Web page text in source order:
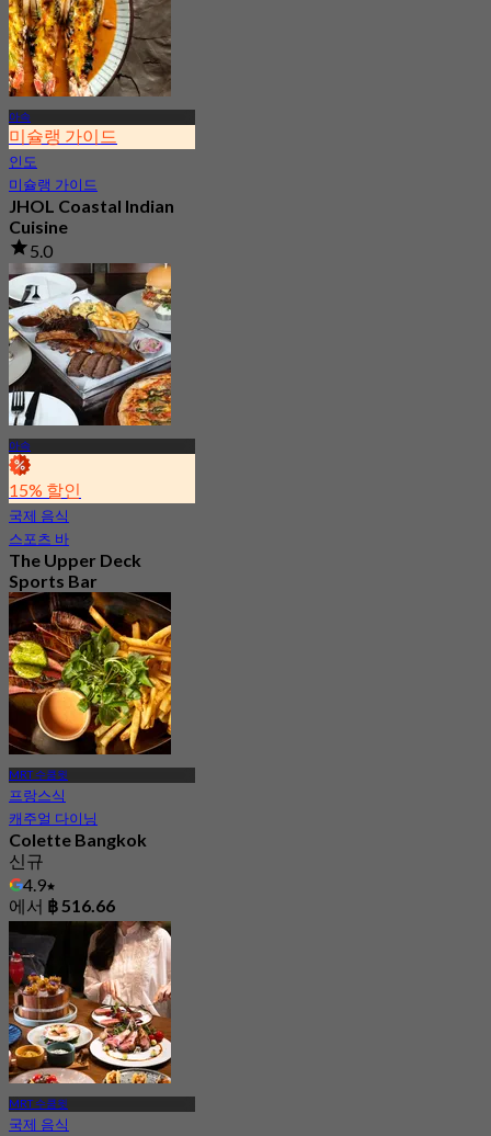
아속
미슐랭 가이드
인도
미슐랭 가이드
JHOL Coastal Indian
Cuisine
5.0
528 예약됨
에서 ฿ 1,363.33
아속
15% 할인
국제 음식
스포츠 바
The Upper Deck
Sports Bar
신규
4.7
에서฿ 315
MRT 수쿰윗
프랑스식
캐주얼 다이닝
Colette Bangkok
신규
4.9
에서 ฿ 516.66
MRT 수쿰윗
국제 음식